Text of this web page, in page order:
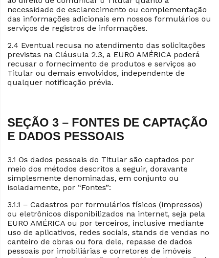
necessidade de esclarecimento ou complementação
das informações adicionais em nossos formulários ou
serviços de registros de informações.
2.4 Eventual recusa no atendimento das solicitações
previstas na Cláusula 2.3, a EURO AMÉRICA poderá
recusar o fornecimento de produtos e serviços ao
Titular ou demais envolvidos, independente de
qualquer notificação prévia.
SEÇÃO 3 – FONTES DE CAPTAÇÃO
E DADOS PESSOAIS
3.1 Os dados pessoais do Titular são captados por
meio dos métodos descritos a seguir, doravante
simplesmente denominadas, em conjunto ou
isoladamente, por “Fontes”:
3.1.1 – Cadastros por formulários físicos (impressos)
ou eletrônicos disponibilizados na internet, seja pela
EURO AMÉRICA ou por terceiros, inclusive mediante
uso de aplicativos, redes sociais, stands de vendas no
canteiro de obras ou fora dele, repasse de dados
pessoais por imobiliárias e corretores de imóveis